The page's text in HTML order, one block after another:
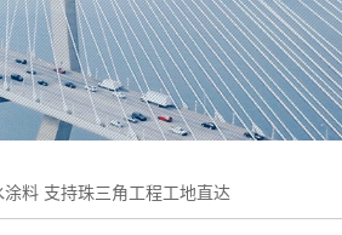
料 支持珠三角工程工地直达